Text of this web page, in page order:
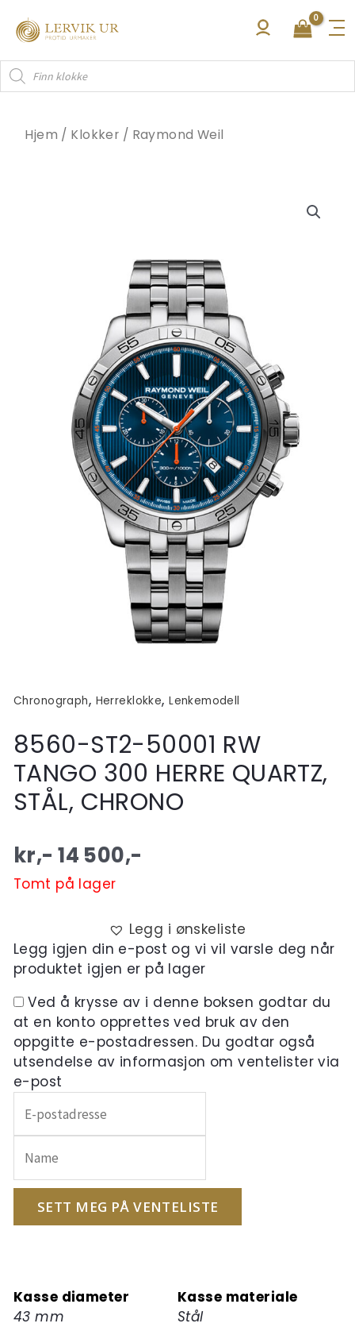
rett
innholdet
Products
search
Hjem / Klokker / Raymond Weil
Chronograph, Herreklokke,Lenkemodell
8560-ST2-50001 RW
TANGO 300 HERRE QUARTZ,
STÅL, CHRONO
kr,- 14 500,-
Tomt på lager
Legg i ønskeliste
Legg igjen din e-post og vi vil varsle deg når
produktet igjen er på lager
Ved å krysse av i denne boksen godtar du
at en konto opprettes ved bruk av den
oppgitte e-postadressen. Du godtar også
utsendelse av informasjon om ventelister via
e-post
inn
e-
postadressen
din
ventelisten
for
SETT MEG PÅ VENTELISTE
Kasse diameter
43 mm
Kasse materiale
Stål